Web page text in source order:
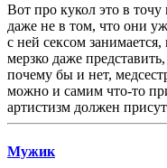
Вот про кукол это в точу
даже не в том, что они
с ней сексом
мерзко даже
почему бы и нет,
можно и самим что-то
артистизм должен
Мужик